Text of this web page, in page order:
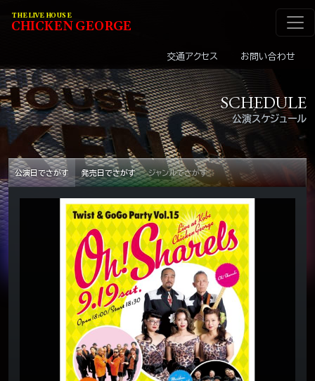
メインナビゲーショ
THE LIVE HOUSE
CHICKENGEORGE
交通アクセス お問い合わせ
公演スケジュール
SCHEDULE
公演日でさがす 発売日でさがす ジャンルでさがす